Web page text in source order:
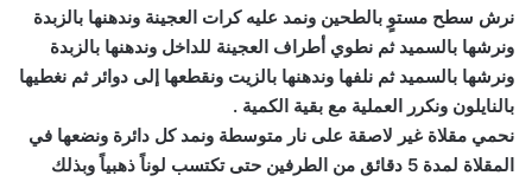
نرش سطح مستوٍ بالطحين ونمد عليه كرات العجينة وندهنها بالزبدة
ونرشها بالسميد ثم نطوي أطراف العجينة للداخل وندهنها بالزبدة
ونرشها بالسميد ثم نلفها وندهنها بالزيت ونقطعها إلى دوائر ثم نغطيها
بالنايلون ونكرر العملية مع بقية الكمية .
نحمي مقلاة غير لاصقة على نار متوسطة ونمد كل دائرة ونضعها في
المقلاة لمدة 5 دقائق من الطرفين حتى تكتسب لوناً ذهبياً وبذلك